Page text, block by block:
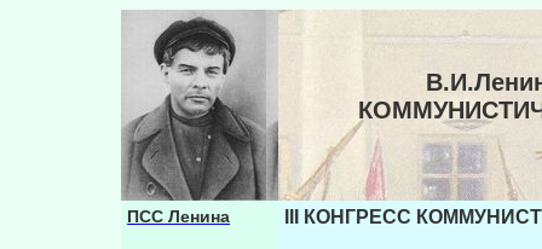
ПСС Ленина III КОНГРЕСС